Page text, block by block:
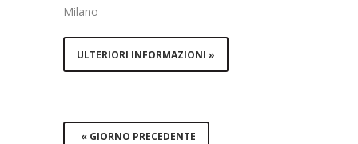
Milano
ULTERIORI INFORMAZIONI »
« GIORNO PRECEDENTE